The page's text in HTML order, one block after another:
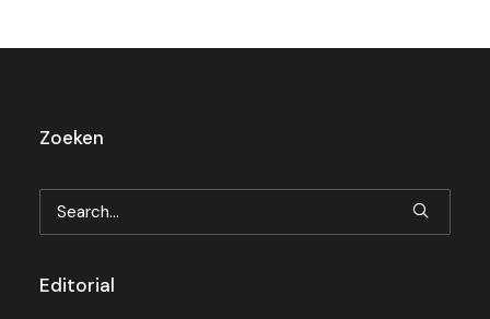
Zoeken
Editorial